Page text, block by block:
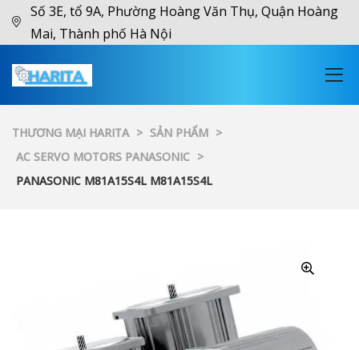
Số 3E, tổ 9A, Phường Hoàng Văn Thụ, Quận Hoàng
Mai, Thành phố Hà Nội
THƯƠNG MẠI HARITA > SẢN PHẨM >
AC SERVO MOTORS PANASONIC >
PANASONIC M81A15S4L M81A15S4L